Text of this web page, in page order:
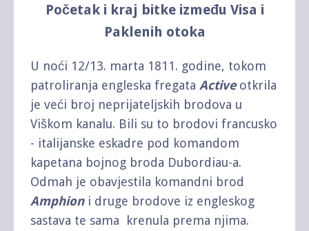
Početak i kraj bitke između Visa i
Paklenih otoka
U noći 12/13. marta 1811. godine, tokom
patroliranja engleska fregata Activeotkrila
je veći broj neprijateljskih brodova u
Viškom kanalu. Bili su to brodovi francusko
- italijanske eskadre pod komandom
kapetana bojnog broda Dubordiau-a.
Odmah je obavjestila komandni brod
Amphioni druge brodove iz engleskog
sastava te sama krenula prema njima.